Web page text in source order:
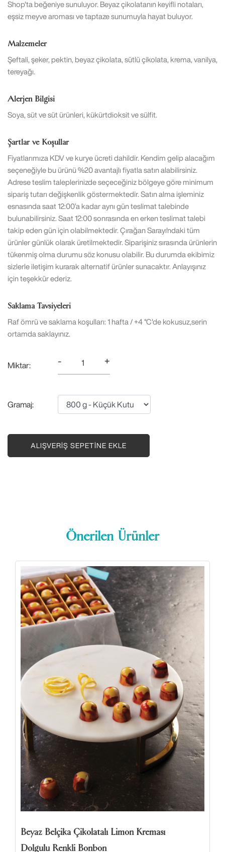
Shop'ta beğeniye sunuluyor. Beyaz çikolatanın keyifli notaları,
eşsiz meyve aroması ve taptaze sunumuyla hayat buluyor.
Malzemeler
Şeftali, şeker, pektin, beyaz çikolata, sütlü çikolata, krema, vanilya,
tereyağı.
Alerjen Bilgisi
Soya, süt ve süt ürünleri, kükürtdioksit ve sülfit.
Şartlar ve Koşullar
Fiyatlarımıza KDV ve kurye ücreti dahildir. Kendim gelip alacağım
seçeneğiyle bu ürünü %20 avantajlı fiyatla satın alabilirsiniz.
Adrese teslim taleplerinizde seçeceğiniz bölgeye göre minimum
sipariş tutarı değişkenlik göstermektedir. Satın alma işleminiz
esnasında saat 12:00’a kadar aynı gün teslimat talebinde
bulunabilirsiniz. Saat 12:00 sonrasında en erken teslimat talebi
takip eden gün için olabilmektedir. Çırağan Sarayı'ndaki tüm
ürünler günlük olarak üretilmektedir. Siparişiniz sırasında ürünlerin
tükenmiş olma durumu söz konusu olabilir. Bu durumda ekibimiz
sizlerle iletişim kurarak alternatif ürünler sunacaktır. Anlayışınız
için teşekkür ederiz.
Saklama Tavsiyeleri
Raf ömrü ve saklama koşulları: 1 hafta / +4 °C'de kokusuz,serin
ortamda saklayınız.
Miktar: - +
Gramaj:
ALIŞVERIŞ SEPETINE EKLE
Önerilen Ürünler
Beyaz Belçika Çikolatalı Limon Kreması
Dolgulu Renkli Bonbon